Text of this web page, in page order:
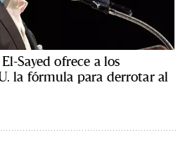
Sayed ofrece a los
la fórmula para derrotar al